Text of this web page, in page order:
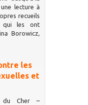
lecture à
recueils
qui les ont
Borowicz,
les
et
du Cher –